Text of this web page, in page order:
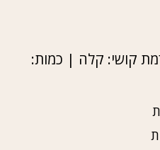
דקות | רמת קושי: קלה | כמות: